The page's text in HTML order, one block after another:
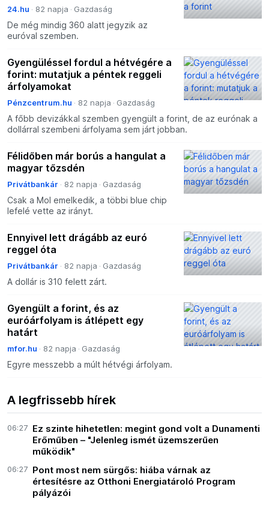
24.hu 82 napja Gazdaság
De még mindig 360 alatt jegyzik az
euróval szemben.
Gyengüléssel fordul a hétvégére a
forint: mutatjuk a péntek reggeli
árfolyamokat
Pénzcentrum.hu 82 napja Gazdaság
A főbb devizákkal szemben gyengült a forint, de az eurónak a
dollárral szembeni árfolyama sem járt jobban.
Félidőben már borús a hangulat a
magyar tőzsdén
Privátbankár 82 napja Gazdaság
Csak a Mol emelkedik, a többi blue chip
lefelé vette az irányt.
Ennyivel lett drágább az euró
reggel óta
Privátbankár 82 napja Gazdaság
A dollár is 310 felett zárt.
Gyengült a forint, és az
euróárfolyam is átlépett egy
határt
mfor.hu 82 napja Gazdaság
Egyre messzebb a múlt hétvégi árfolyam.
A legfrissebb hírek
06:27 Ez szinte hihetetlen: megint gond volt a Dunamenti
Erőműben – "Jelenleg ismét üzemszerűen
működik"
06:27 Pont most nem sürgős: hiába várnak az
értesítésre az Otthoni Energiatároló Program
pályázói